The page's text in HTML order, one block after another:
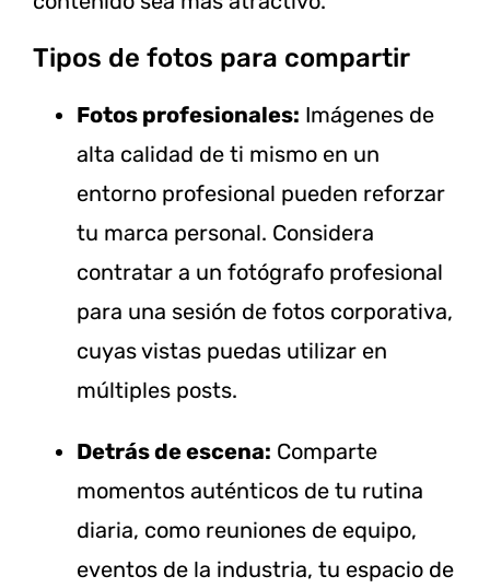
Tipos de fotos para compartir
Fotos profesionales: Imágenes de
alta calidad de ti mismo en un
entorno profesional pueden reforzar
tu marca personal. Considera
contratar a un fotógrafo profesional
para una sesión de fotos corporativa,
cuyas vistas puedas utilizar en
múltiples posts.
Detrás de escena: Comparte
momentos auténticos de tu rutina
diaria, como reuniones de equipo,
eventos de la industria, tu espacio de